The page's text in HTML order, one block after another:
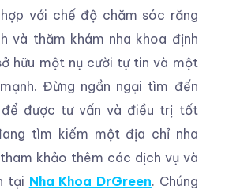
với chế độ chăm sóc răng
và thăm khám nha khoa định
hữu một nụ cười tự tin và một
Đừng ngần ngại tìm đến
để được tư vấn và điều trị tốt
tìm kiếm một địa chỉ nha
khảo thêm các dịch vụ và
tại Nha Khoa DrGreen. Chúng